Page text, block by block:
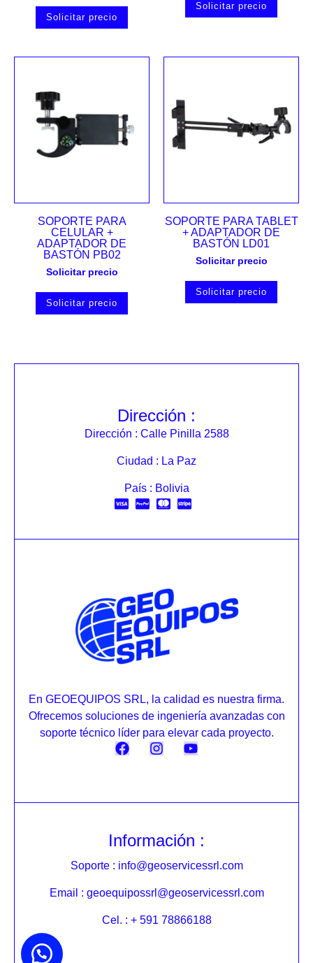
Solicitar precio
Solicitar precio
SOPORTE PARA
CELULAR +
ADAPTADOR DE
BASTÓN PB02
Solicitar precio
Solicitar precio
SOPORTE PARA TABLET
+ ADAPTADOR DE
BASTÓN LD01
Solicitar precio
Solicitar precio
Dirección :
Dirección : Calle Pinilla 2588
Ciudad : La Paz
País : Bolivia
En GEOEQUIPOS SRL, la calidad es nuestra firma.
Ofrecemos soluciones de ingeniería avanzadas con
soporte técnico líder para elevar cada proyecto.
Información :
Soporte : info@geoservicessrl.com
Email : geoequipossrl@geoservicessrl.com
Cel. : + 591 78866188